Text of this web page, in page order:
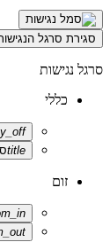
סגירת סרגל
סרגל נגישות
כללי
title
זום